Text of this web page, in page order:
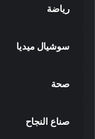
رياضة
سوشيال ميديا
صحة
صناع النجاح